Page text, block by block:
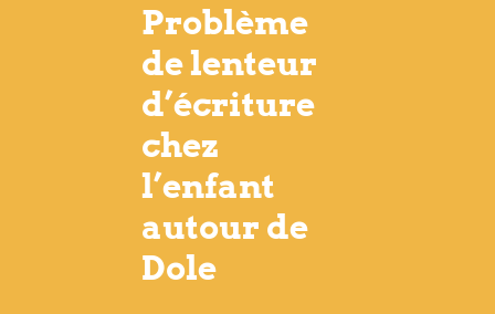
Problème
de lenteur
d’écriture
chez
l’enfant
autour de
Dole